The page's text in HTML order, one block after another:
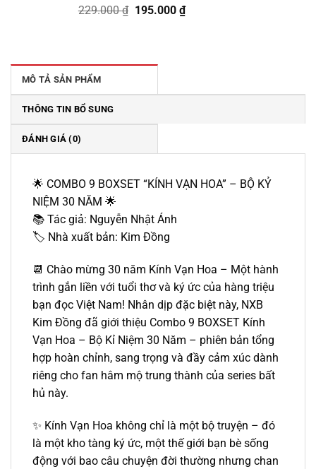
229.000₫ Giá
195.000 ₫Giá
MÔ TẢ SẢN PHẨM
THÔNG TIN BỔ SUNG
ĐÁNH GIÁ (0)
🌟 COMBO 9 BOXSET “KÍNH VẠN HOA” – BỘ KỶ
NIỆM 30 NĂM 🌟
📚 Tác giả: Nguyễn Nhật Ánh
🏷️ Nhà xuất bản: Kim Đồng
📆 Chào mừng 30 năm Kính Vạn Hoa – Một hành
trình gắn liền với tuổi thơ và ký ức của hàng triệu
bạn đọc Việt Nam! Nhân dịp đặc biệt này, NXB
Kim Đồng đã giới thiệu Combo 9 BOXSET Kính
Vạn Hoa – Bộ Kỉ Niệm 30 Năm – phiên bản tổng
hợp hoàn chỉnh, sang trọng và đầy cảm xúc dành
riêng cho fan hâm mộ trung thành của series bất
hủ này.
✨ Kính Vạn Hoa không chỉ là một bộ truyện – đó
là một kho tàng ký ức, một thế giới bạn bè sống
động với bao câu chuyện đời thường nhưng chan